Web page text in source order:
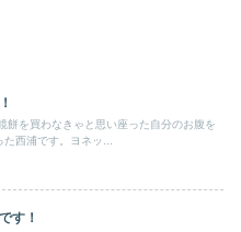
餅を買わなきゃと思い座った自分のお腹を
西浦です。ヨネッ...
す！